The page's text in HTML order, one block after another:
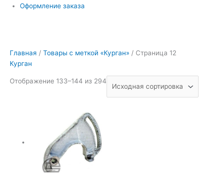
Оформление заказа
Главная / Товары с меткой «Курган» / Страница 12
Курган
Отображение 133–144 из 294